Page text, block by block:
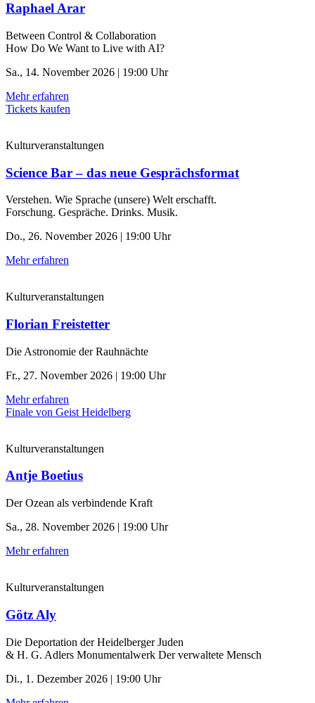
Raphael Arar
Between Control & ­Collaboration
How Do We Want to Live with AI?
Sa., 14. November 2026 | 19:00 Uhr
Mehr erfahren
Tickets kaufen
Kulturveranstaltungen
Science Bar – das neue Gesprächsformat
Verstehen. Wie Sprache (unsere) Welt erschafft.
Forschung. Gespräche. Drinks. Musik.
Do., 26. November 2026 | 19:00 Uhr
Mehr erfahren
Kulturveranstaltungen
Florian Freistetter
Die Astronomie der ­Rauhnächte
Fr., 27. November 2026 | 19:00 Uhr
Mehr erfahren
Finale von Geist Heidelberg
Kulturveranstaltungen
Antje Boetius
Der Ozean als verbindende Kraft
Sa., 28. November 2026 | 19:00 Uhr
Mehr erfahren
Kulturveranstaltungen
Götz Aly
Die Deportation der ­Heidelberger Juden
& H. G. Adlers Monumentalwerk Der verwaltete Mensch
Di., 1. Dezember 2026 | 19:00 Uhr